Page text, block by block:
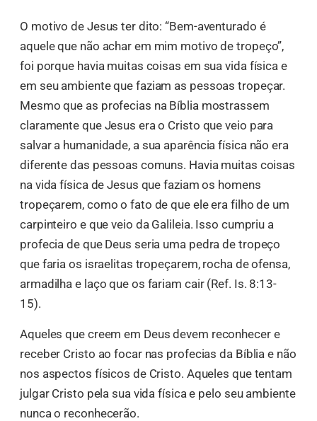
O motivo de Jesus ter dito: “Bem-aventurado é
aquele que não achar em mim motivo de tropeço”,
foi porque havia muitas coisas em sua vida física e
em seu ambiente que faziam as pessoas tropeçar.
Mesmo que as profecias na Bíblia mostrassem
claramente que Jesus era o Cristo que veio para
salvar a humanidade, a sua aparência física não era
diferente das pessoas comuns. Havia muitas coisas
na vida física de Jesus que faziam os homens
tropeçarem, como o fato de que ele era filho de um
carpinteiro e que veio da Galileia. Isso cumpriu a
profecia de que Deus seria uma pedra de tropeço
que faria os israelitas tropeçarem, rocha de ofensa,
armadilha e laço que os fariam cair (Ref. Is. 8:13-
15).
Aqueles que creem em Deus devem reconhecer e
receber Cristo ao focar nas profecias da Bíblia e não
nos aspectos físicos de Cristo. Aqueles que tentam
julgar Cristo pela sua vida física e pelo seu ambiente
nunca o reconhecerão.